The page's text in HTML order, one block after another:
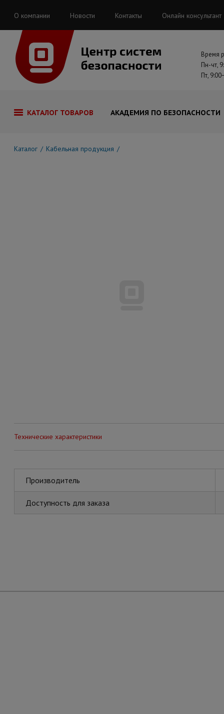
О компании Новости Контакты Онлайн консультант
Время
Пн-чт,
Пт,
КАТАЛОГ ТОВАРОВ АКАДЕМИЯ ПО БЕЗОПАСНОСТИ
Каталог Кабельная продукция
Технические характеристики
Производитель
Доступность для заказа